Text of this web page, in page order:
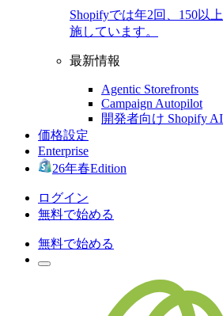
Shopifyでは年2回、150以
施しています。
最新情報
Agentic Storefronts
Campaign Autopilot
開発者向け Shopify
価格設定
Enterprise
26年春Edition
ログイン
無料で始める
無料で始める